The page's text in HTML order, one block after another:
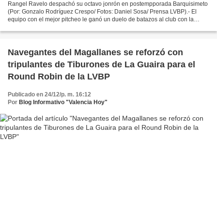
Rangel Ravelo despachó su octavo jonrón en postempporada Barquisimeto
(Por: Gonzalo Rodríguez Crespo/ Fotos: Daniel Sosa/ Prensa LVBP).- El
equipo con el mejor pitcheo le ganó un duelo de batazos al club con la
Navegantes del Magallanes se reforzó con
tripulantes de Tiburones de La Guaira para el
Round Robin de la LVBP
Publicado en 24/12/p. m. 16:12
Por Blog Informativo "Valencia Hoy"